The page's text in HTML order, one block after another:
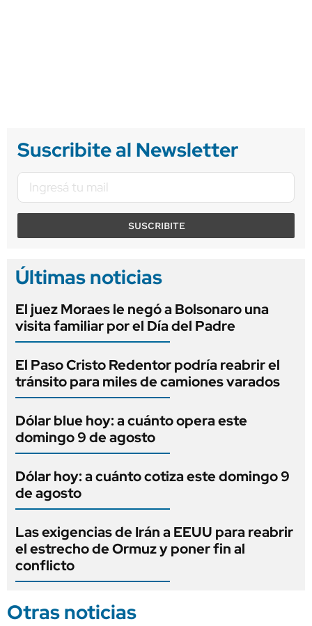
Suscribite al Newsletter
SUSCRIBITE
Últimas noticias
El juez Moraes le negó a Bolsonaro una
visita familiar por el Día del Padre
El Paso Cristo Redentor podría reabrir el
tránsito para miles de camiones varados
Dólar blue hoy: a cuánto opera este
domingo 9 de agosto
Dólar hoy: a cuánto cotiza este domingo 9
de agosto
Las exigencias de Irán a EEUU para reabrir
el estrecho de Ormuz y poner fin al
conflicto
Otras noticias